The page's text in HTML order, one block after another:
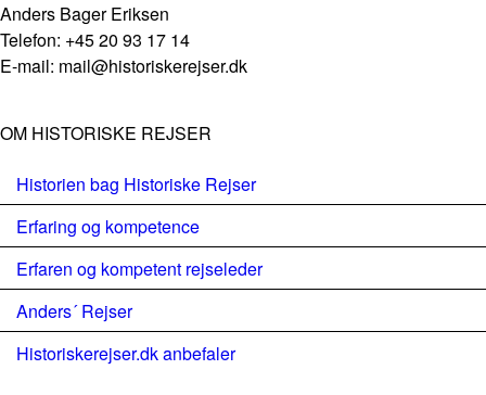
Anders Bager Eriksen
Telefon: +45 20 93 17 14
E-mail: mail@historiskerejser.dk
OM HISTORISKE REJSER
Historien bag Historiske Rejser
Erfaring og kompetence
Erfaren og kompetent rejseleder
Anders´ Rejser
Historiskerejser.dk anbefaler